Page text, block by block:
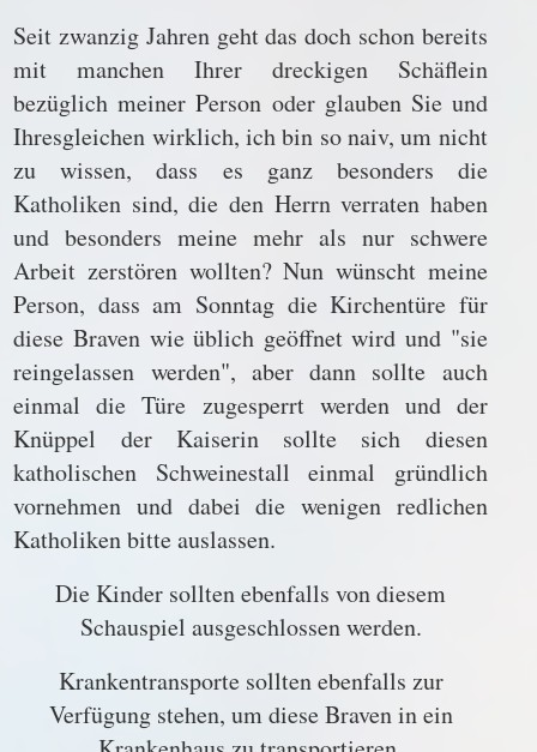
Seit zwanzig Jahren geht das doch schon bereits
mit manchen Ihrer dreckigen Schäflein
bezüglich meiner Person oder glauben Sie und
Ihresgleichen wirklich, ich bin so naiv, um nicht
zu wissen, dass es ganz besonders die
Katholiken sind, die den Herrn verraten haben
und besonders meine mehr als nur schwere
Arbeit zerstören wollten? Nun wünscht meine
Person, dass am Sonntag die Kirchentüre für
diese Braven wie üblich geöffnet wird und "sie
reingelassen werden", aber dann sollte auch
einmal die Türe zugesperrt werden und der
Knüppel der Kaiserin sollte sich diesen
katholischen Schweinestall einmal gründlich
vornehmen und dabei die wenigen redlichen
Katholiken bitte auslassen.
Die Kinder sollten ebenfalls von diesem
Schauspiel ausgeschlossen werden.
Krankentransporte sollten ebenfalls zur
Verfügung stehen, um diese Braven in ein